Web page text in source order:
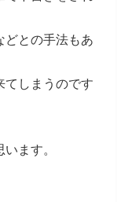
どとの手法もあ
てしまうのです
ます。